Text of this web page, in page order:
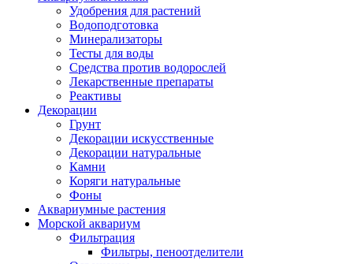
Удобрения для растений
Водоподготовка
Минерализаторы
Тесты для воды
Средства против водорослей
Лекарственные препараты
Реактивы
Декорации
Грунт
Декорации искусственные
Декорации натуральные
Камни
Коряги натуральные
Фоны
Аквариумные растения
Морской аквариум
Фильтрация
Фильтры, пеноотделители